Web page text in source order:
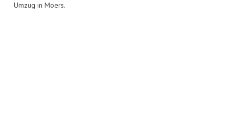
Umzug in Moers.